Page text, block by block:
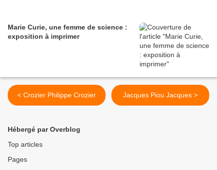
Marie Curie, une femme de science :
exposition à imprimer
< Crozier Philippe Crozier Jacques Piou Jacques >
Hébergé par Overblog
Top articles
Pages